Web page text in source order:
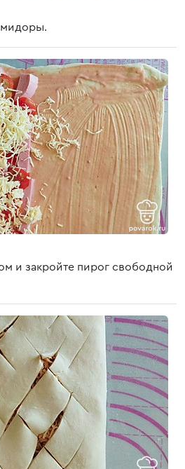
и закройте пирог свободной